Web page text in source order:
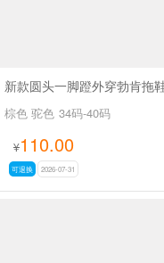
棕色 驼色 34码-40码
¥110.00
可退换 2026-07-31